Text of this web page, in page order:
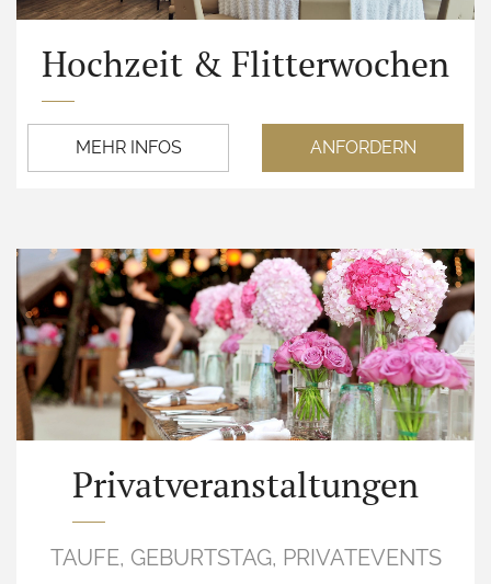
Hochzeit & Flitterwochen
MEHR INFOS ANFORDERN
Privatveranstaltungen
TAUFE, GEBURTSTAG, PRIVATEVENTS